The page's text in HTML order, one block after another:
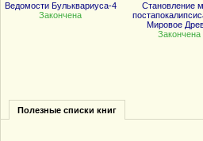
Ведомости Бульквариуса-4
Закончена
Становление
Мировое
Закончена
Полезные списки книг